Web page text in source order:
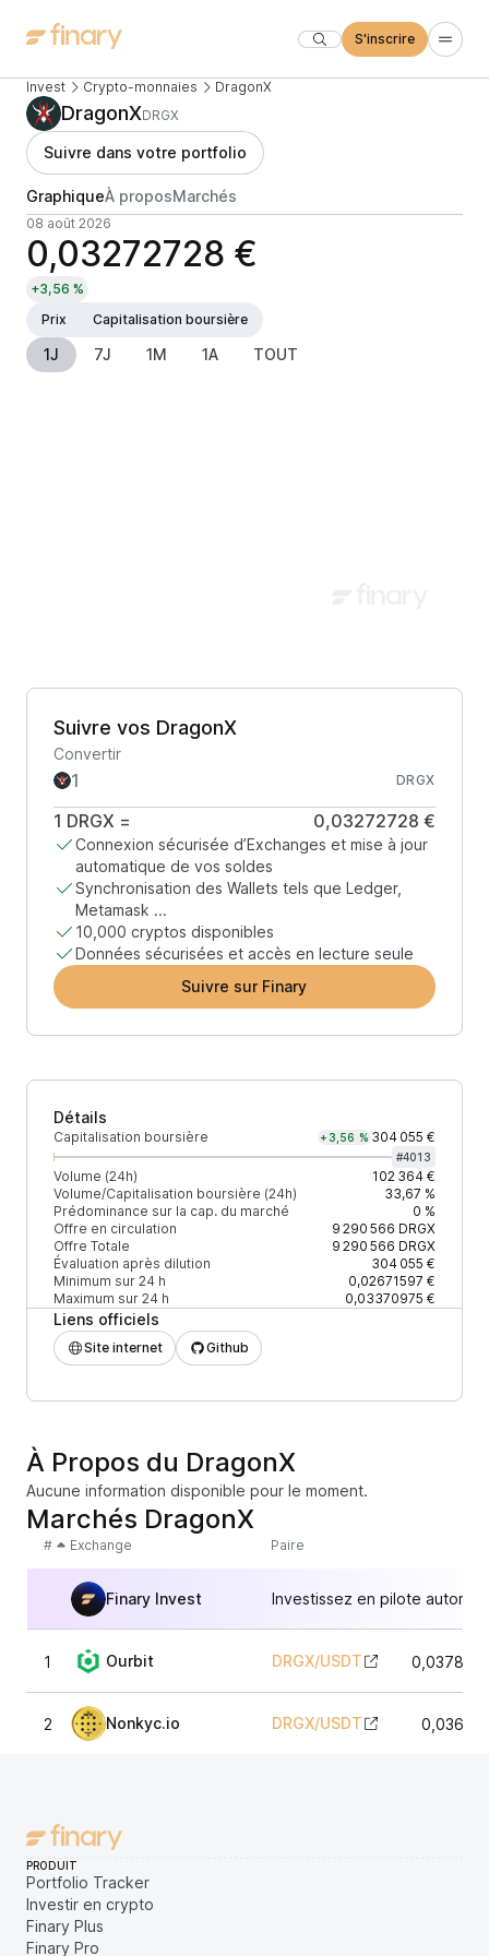
S'inscrire
Invest Crypto-monnaies DragonX
DragonXDRGX
Suivre dans votre portfolio
GraphiqueÀ proposMarchés
08 août 2026
0,03272728 €
+3,56 %
Prix
Capitalisation boursière
1J 7J 1M 1A TOUT
Suivre vos DragonX
Convertir
DRGX
1 DRGX = 0,03272728 €
Connexion sécurisée d’Exchanges et mise à jour
automatique de vos soldes
Synchronisation des Wallets tels que Ledger,
Metamask ...
10,000 cryptos disponibles
Données sécurisées et accès en lecture seule
Suivre sur Finary
Détails
Capitalisation boursière +3,56 % 304 055 €
#4013
Volume (24h)
102 364 €
Volume/Capitalisation boursière (24h)
33,67 %
Prédominance sur la cap. du marché
0 %
Offre en circulation
9 290 566 DRGX
Offre Totale
9 290 566 DRGX
Évaluation après dilution
304 055 €
Minimum sur 24 h
0,02671597 €
Maximum sur 24 h
0,03370975 €
Liens officiels
Site internet Github
À Propos du DragonX
Aucune information disponible pour le moment.
Marchés DragonX
# Exchange Paire
Finary Invest Investissez en pilote
1 Ourbit DRGX/USDT
2 Nonkyc.io DRGX/USDT
PRODUIT
Portfolio Tracker
Investir en crypto
Finary Plus
Finary Pro